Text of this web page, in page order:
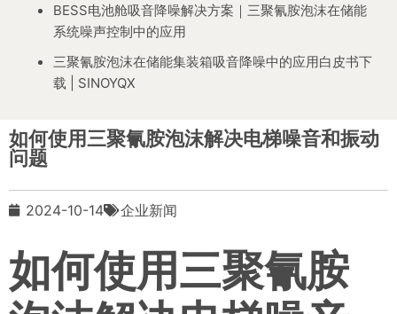
BESS电池舱吸音降噪解决方案｜三聚氰胺泡沫在储能
系统噪声控制中的应用
三聚氰胺泡沫在储能集装箱吸音降噪中的应用白皮书下
载 | SINOYQX
如何使用三聚氰胺泡沫解决电梯噪音和振动
问题
2024-10-14 企业新闻
如何使用三聚氰胺